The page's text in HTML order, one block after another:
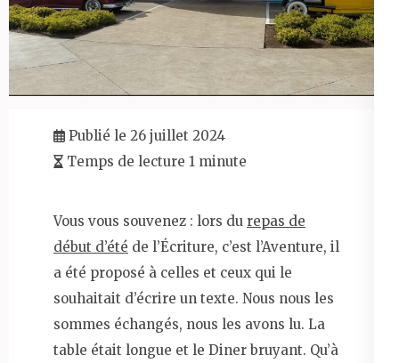
Publié le 26 juillet 2024
Temps de lecture 1 minute
Vous vous souvenez : lors du repas de
début d’été de l’Écriture, c’est l’Aventure, il
a été proposé à celles et ceux qui le
souhaitait d’écrire un texte. Nous nous les
sommes échangés, nous les avons lu. La
table était longue et le Diner bruyant. Qu’à